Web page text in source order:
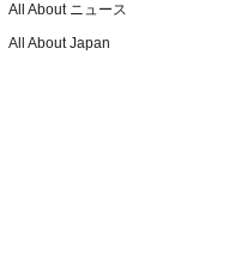
All About ニュース
All About Japan